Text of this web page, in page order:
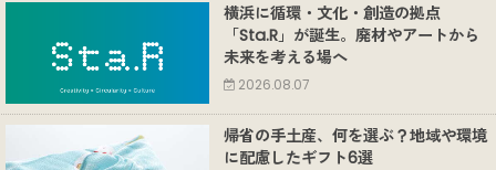
横浜に循環・文化・創造の拠点
「Sta.R」が誕生。廃材やアートから
未来を考える場へ
2026.08.07
帰省の手土産、何を選ぶ？地域や環境
に配慮したギフト6選